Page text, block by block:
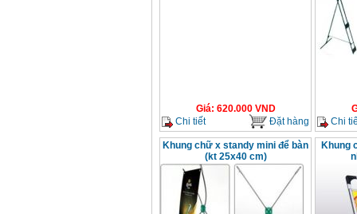
Giá: 620.000VND
Chi tiết
Đặt hàng
Chi
Khung chữ x standy mini để bàn
(kt 25x40 cm)
Khung